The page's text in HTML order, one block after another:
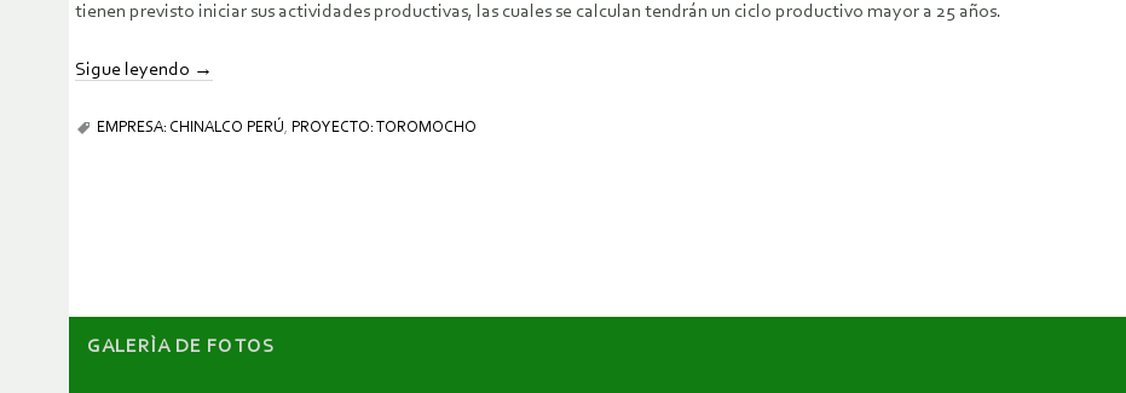
tienen previsto iniciar sus actividades productivas, las cuales se calculan tendrán un ciclo productivo mayor a 25 años.
Sigue leyendo →
EMPRESA: CHINALCO PERÚ, PROYECTO: TOROMOCHO
GALERÌA DE FOTOS